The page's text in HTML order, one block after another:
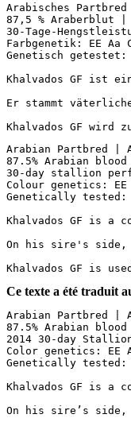
Arabisches Partbred
87,5 % Araberblut |
30-Tage-
Farbgenetik: EE Aa
Genetisch getestet:
Khalvados GF ist
Er stammt
Khalvados GF wird
Arabian Partbred |
87.5% Arabian
30-day stallion
Colour genetics: EE
Genetically tested:
Khalvados GF is a
On his sire's side,
Khalvados GF is
Ce texte a été traduit
Arabian Partbred |
87.5% Arabian
2014 30-day
Color genetics: EE
Genetically tested:
Khalvados GF is a
On his sire’s side,